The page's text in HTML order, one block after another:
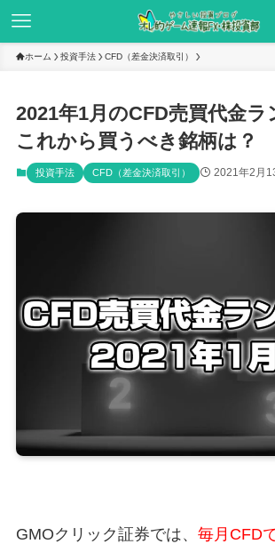
ホーム 投資手法 CFD（差金決済取引）
2021年1月のCFD売買代金ラ
これから買うべき銘柄は？
投資手法 CFD（差金決済取引） 2021年2月
GMOクリック証券では、 毎月CFD